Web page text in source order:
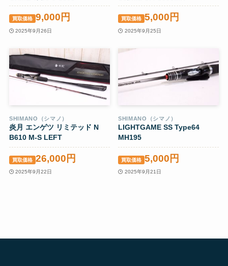
買取価格 9,000円
2025年9月26日
買取価格 5,000円
2025年9月25日
SHIMANO（シマノ）
炎月 エンゲツ リミテッド N
B610 M-S LEFT
買取価格 26,000円
2025年9月22日
SHIMANO（シマノ）
LIGHTGAME SS Type64
MH195
買取価格 5,000円
2025年9月21日